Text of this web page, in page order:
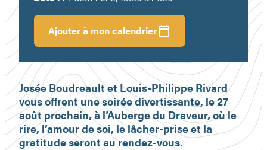
Ajouter à mon calendrier
Josée Boudreault et Louis-Philippe Rivard
vous offrent une soirée divertissante, le 27
août prochain, à l’Auberge du Draveur, où le
rire, l’amour de soi, le lâcher-prise et la
gratitude seront au rendez-vous.